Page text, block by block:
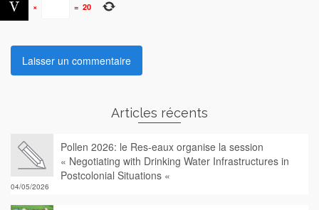
× = 20
Articles récents
Pollen 2026: le Res-eaux organise la session
« Negotiating with Drinking Water Infrastructures in
Postcolonial Situations «
04/05/2026